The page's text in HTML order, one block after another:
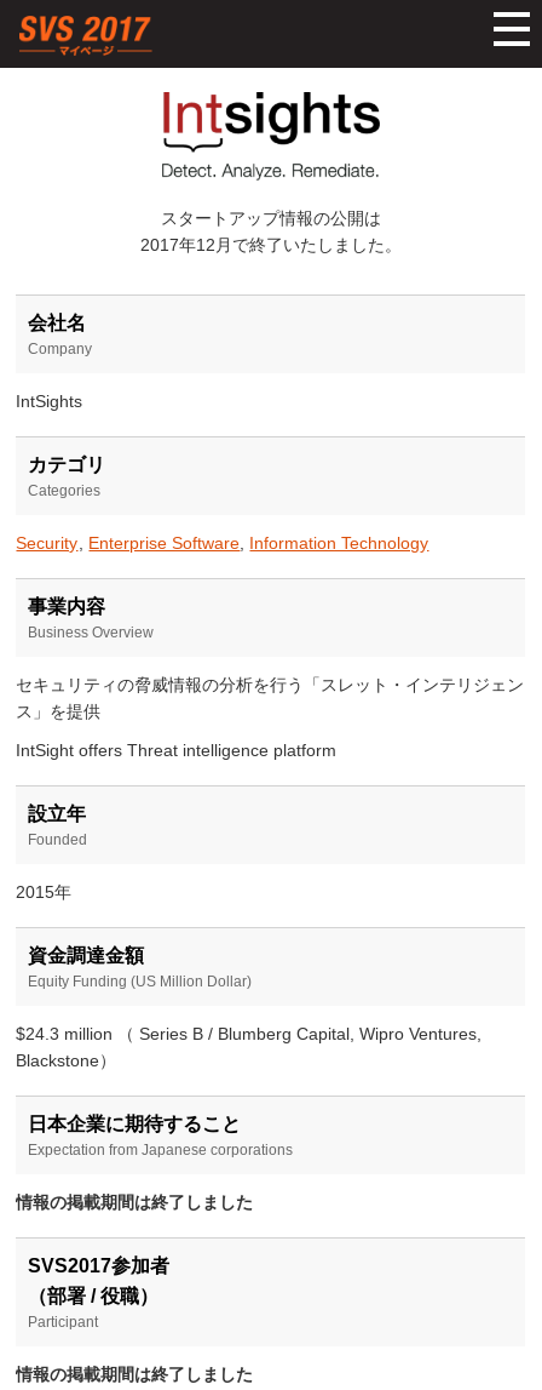
スタートアップ情報の公開は
2017年12月で終了いたしました。
会社名
Company
IntSights
カテゴリ
Categories
Security, Enterprise Software Information Technology
事業内容
Business Overview
セキュリティの脅威情報の分析を行う「スレット・インテリジェン
ス」を提供
IntSight offers Threat intelligence platform
設立年
Founded
2015年
資金調達金額
Equity Funding (US Million Dollar)
$24.3 million （ Series B / Blumberg Capital, Wipro Ventures,
Blackstone）
日本企業に期待すること
Expectation from Japanese corporations
情報の掲載期間は終了しました
SVS2017参加者
（部署 / 役職）
Participant
情報の掲載期間は終了しました